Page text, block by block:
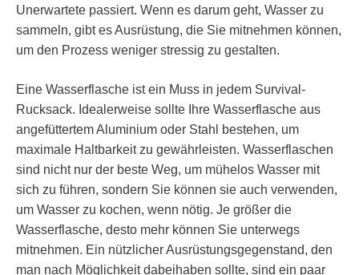
Unerwartete passiert. Wenn es darum geht, Wasser zu
sammeln, gibt es Ausrüstung, die Sie mitnehmen können,
um den Prozess weniger stressig zu gestalten.
Eine Wasserflasche ist ein Muss in jedem Survival-
Rucksack. Idealerweise sollte Ihre Wasserflasche aus
angefüttertem Aluminium oder Stahl bestehen, um
maximale Haltbarkeit zu gewährleisten. Wasserflaschen
sind nicht nur der beste Weg, um mühelos Wasser mit
sich zu führen, sondern Sie können sie auch verwenden,
um Wasser zu kochen, wenn nötig. Je größer die
Wasserflasche, desto mehr können Sie unterwegs
mitnehmen. Ein nützlicher Ausrüstungsgegenstand, den
man nach Möglichkeit dabeihaben sollte, sind ein paar